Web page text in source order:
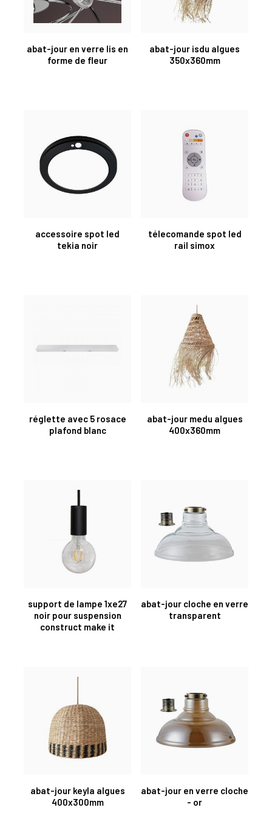
abat-jour en verre lis en
forme de fleur
abat-jour isdu algues
350x360mm
accessoire spot led
tekia noir
télecomande spot led
rail simox
réglette avec 5 rosace
plafond blanc
abat-jour medu algues
400x360mm
support de lampe 1xe27
noir pour suspension
construct make it
abat-jour cloche en verre
transparent
abat-jour keyla algues
400x300mm
abat-jour en verre cloche
- or